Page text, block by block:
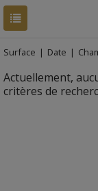
RESULTATS
Surface | Date |
Actuellement,
critères de